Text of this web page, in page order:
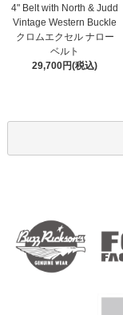
4" Belt with North & Judd
Vintage Western Buckle
クロムエクセル ナロー
ベルト
29,700円(税込)